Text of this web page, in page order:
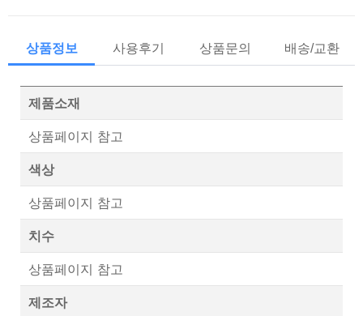
상품정보 사용후기 상품문의 배송/교환
제품소재
상품페이지 참고
색상
상품페이지 참고
치수
상품페이지 참고
제조자